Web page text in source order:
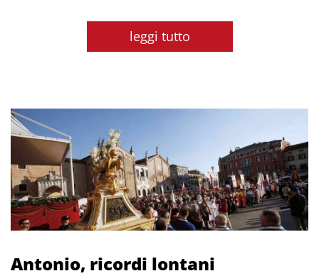
leggi tutto
Antonio, ricordi lontani